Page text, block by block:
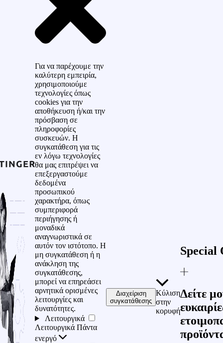
Για να παρέχουμε την
καλύτερη εμπειρία,
χρησιμοποιούμε
τεχνολογίες όπως
cookies για την
αποθήκευση ή/και την
πρόσβαση σε
πληροφορίες
συσκευών. Η
συγκατάθεση για τις
εν λόγω τεχνολογίες
θα μας επιτρέψει να
επεξεργαστούμε
δεδομένα
προσωπικού
χαρακτήρα, όπως
συμπεριφορά
περιήγησης ή
μοναδικά
αναγνωριστικά σε
αυτόν τον ιστότοπο. Η
μη συγκατάθεση ή η
ανάκληση της
συγκατάθεσης,
μπορεί να επηρεάσει
αρνητικά ορισμένες
λειτουργίες και
δυνατότητες.
Λειτουργικά
Λειτουργικά Πάντα
ενεργό
Διαχείριση
συγκατάθεσης
Κύλιση
στην
κορυφή
Special
Δείτε